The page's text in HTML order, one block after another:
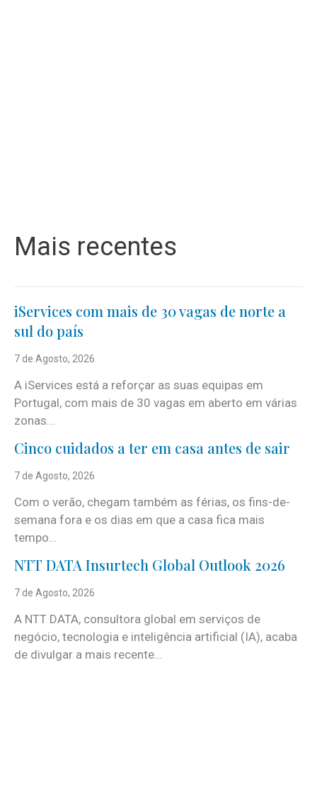
Mais recentes
iServices com mais de 30 vagas de norte a
sul do país
7 de Agosto, 2026
A iServices está a reforçar as suas equipas em
Portugal, com mais de 30 vagas em aberto em várias
zonas...
Cinco cuidados a ter em casa antes de sair
7 de Agosto, 2026
Com o verão, chegam também as férias, os fins-de-
semana fora e os dias em que a casa fica mais
tempo...
NTT DATA Insurtech Global Outlook 2026
7 de Agosto, 2026
A NTT DATA, consultora global em serviços de
negócio, tecnologia e inteligência artificial (IA), acaba
de divulgar a mais recente...